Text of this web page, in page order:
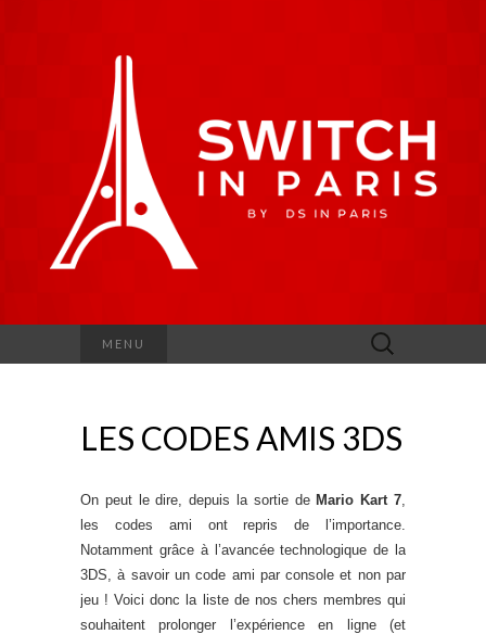
MENU Rechercher :
LES CODES AMIS 3DS
On peut le dire, depuis la sortie de Mario Kart 7
les codes ami ont repris de l’importance.
Notamment grâce à l’avancée technologique de la
3DS, à savoir un code ami par console et non par
jeu ! Voici donc la liste de nos chers membres qui
souhaitent prolonger l’expérience en ligne (et